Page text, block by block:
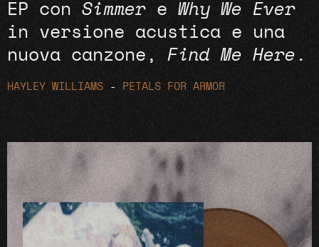
EP con Simmer e Why We Ever
in versione acustica e una
nuova canzone, Find Me Here .
HAYLEY WILLIAMS - PETALS FOR ARMOR